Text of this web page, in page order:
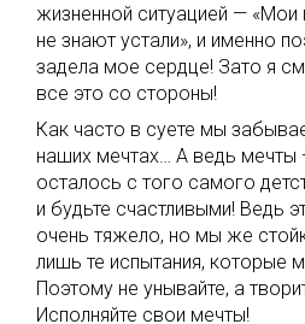
жизненной ситуацией — «Мои
не знают устали», и именно
задела мое сердце! Зато я
все это со стороны!
Как часто в суете мы
наших мечтах… А ведь мечты
осталось с того самого
и будьте счастливыми! Ведь
очень тяжело, но мы же
лишь те испытания, которые
Поэтому не унывайте, а
Исполняйте свои мечты!